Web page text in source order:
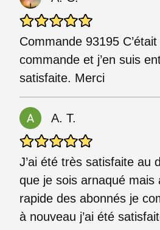
Commande 93195
commande et j’en suis
satisfaite. Merci
A. T.
J’ai été très satisfaite au
que je sois arnaqué mais
rapide des abonnés je
à nouveau j’ai été